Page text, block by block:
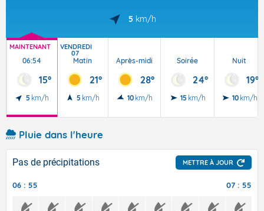
5 km/h
MAINTENANT
06:54
15°
5 km/h
VENDREDI
07
Matin
21°
5 km/h
Après-midi
28°
10 km/h
Soirée
24°
15 km/h
Nuit
19°
10 km/h
Pluie dans l'heure
Pas de précipitations METTRE À JOUR
06 : 55 07 : 55